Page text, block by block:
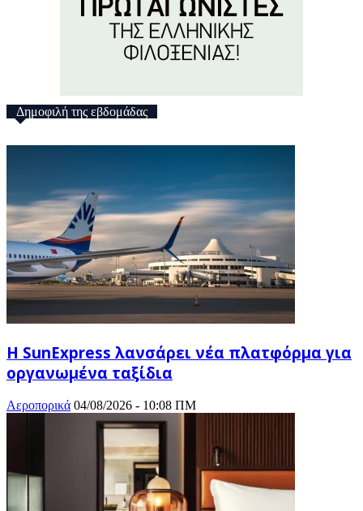
Δημοφιλή της εβδομάδας
Η SunExpress λανσάρει νέα πλατφόρμα για
οργανωμένα ταξίδια
Αεροπορικά 04/08/2026 - 10:08 ΠΜ